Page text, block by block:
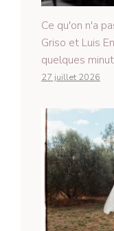
Ce qu'on n'a
Griso et Luis
quelques
27 juillet 2026